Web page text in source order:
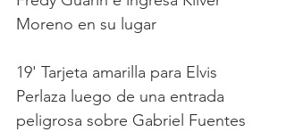
Moreno en su lugar
19' Tarjeta amarilla para Elvis
Perlaza luego de una entrada
peligrosa sobre Gabriel Fuentes